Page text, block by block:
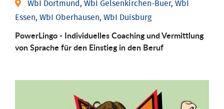
WbI Dortmund, WbI Gelsenkirchen-Buer, WbI
Essen, WbI Oberhausen, WbI Duisburg
PowerLingo - Individuelles Coaching und Vermittlung
von Sprache für den Einstieg in den Beruf